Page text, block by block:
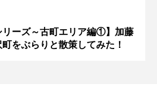
リーズ～古町エリア編①】加藤
をぶらりと散策してみた！